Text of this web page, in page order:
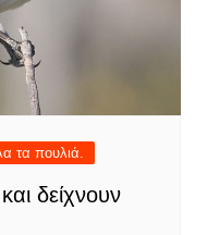
τα πουλιά.
δείχνουν